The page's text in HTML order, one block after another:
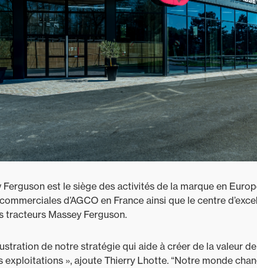
Ferguson est le siège des activités de la marque en
d’AGCO en France ainsi que le centre
tracteurs Massey Ferguson.
de notre stratégie qui aide à créer de la valeur
», ajoute Thierry Lhotte. “Notre monde